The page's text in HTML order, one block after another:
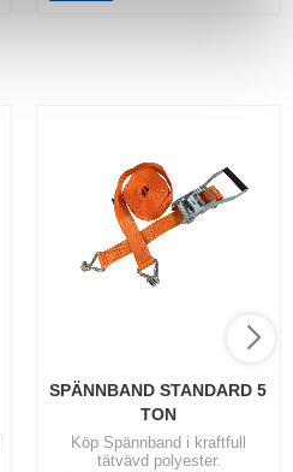
SPÄNNBAND STANDARD 5
TON
Köp Spännband i kraftfull
tätvävd polyester.